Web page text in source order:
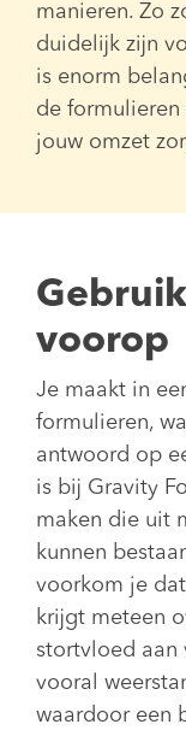
manieren. Zo
duidelijk zijn
is enorm
de
jouw omzet
voorop
Je maakt in
formulieren,
antwoord op
is bij Gravity
maken die uit
kunnen
voorkom je
krijgt meteen
stortvloed aan
vooral
waardoor een